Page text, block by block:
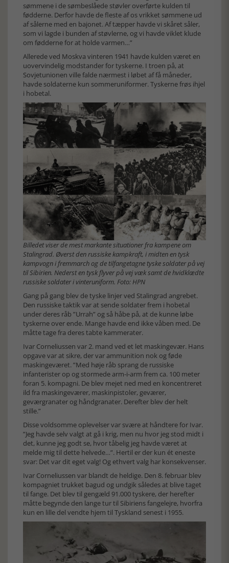
sømmene i de sømbeslåede støvler overførte kulden til
fødderne. Derfor havde de fleste af os vrikket sømmene ud
af sålerne med en bajonet. Af tæpper havde vi skåret såler,
som vi lagde i bunden af støvlerne, og vi havde viklet klude
om fødderne for at holde varmen…”
Allerede ved Moskva vinteren 1941 havde kulden været en
uovervindelig modstander for tyskerne. I troen på, at
Sovjetunionen ville falde nærmest i løbet af få måneder,
havde soldaterne kun sommeruniformer. Tyskerne frøs ihjel
i hobetal.
Billedet viser de mest markante situationer fra kampene om
Stalingrad. Øverst den russiske kampkraft, i midten en tysk
kampvogn i fremmarch og de tilfangetagne tyske soldater på vej
til Sibirien. Nederst en tysk flyver på vej væk samt de hvidklædte
russiske soldater i vinteruniform. Foto: HPN
Gang på gang blev de tyske linjer ved Stalingrad angrebet.
Den russiske taktik var at sende soldater frem i hobetal
under deres råb ”Urrah” og så håbe på, at de kunne løbe
tyskerne over ende. Mange havde end ikke våben med. De
måtte tage fra deres tabte kammerater.
Ivar Corneliussen var 2. mand ved et let maskingevær. Hans
opgave var at sikre, der var ammunition nok og føde
maskingeværet. ”Med høje råb sprang de russiske
infanterister op og stormede arm-i-arm frem ca. 100 meter
foran 5. kompagni. De blev mejet ned med en koncentreret
ild fra maskingeværer, maskinpistoler, geværer,
geværgranater og håndgranater. Derefter blev der helt
stille.”
Disse voldsomme oplevelser var svære at håndtere for Ivar.
”Jeg havde selv valgt at gå i krig, men nu hvor jeg stod midt i
det, kunne jeg godt se, hvor tåbelig jeg havde været at
melde mig til dette helvede…”. Hertil er der kun ét eneste
svar: Det var dit eget valg! Og ethvert valg har konsekvenser.
Ivar Corneliussen var blandt de heldige. Den 8. februar blev
kompagniet trukket bagud og undgik således at blive taget
til fange. Det blev til gengæld 91.000 tyskere, der herefter
måtte begynde den lange tur til Sibiriens fangelejre, hvorfra
kun en lille del vendte hjem til Tyskland senest i 1955.